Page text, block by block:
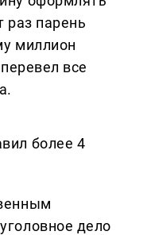
раз парень
миллион
все
более 4
дело